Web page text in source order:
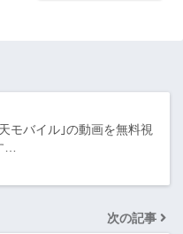
モバイル｣の動画を無料視
…
次の記事